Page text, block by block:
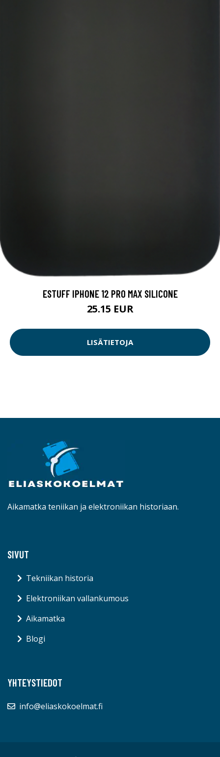
ESTUFF IPHONE 12 PRO MAX SILICONE
25.15 EUR
LISÄTIETOJA
Aikamatka teniikan ja elektroniikan historiaan.
SIVUT
Tekniikan historia
Elektroniikan vallankumous
Aikamatka
Blogi
YHTEYSTIEDOT
info@eliaskokoelmat.fi